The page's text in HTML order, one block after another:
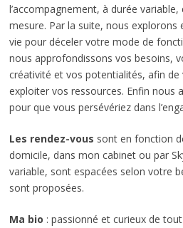
l’accompagnement, à durée
mesure. Par la suite, nous explorons
vie pour déceler votre mode de
nous approfondissons vos besoins,
créativité et vos potentialités, afin
exploiter vos ressources. Enfin nous
pour que vous persévériez dans
Les rendez-vous sont en fonction
domicile, dans mon cabinet ou par
variable, sont espacées selon votre
sont proposées.
Ma bio : passionné et curieux de